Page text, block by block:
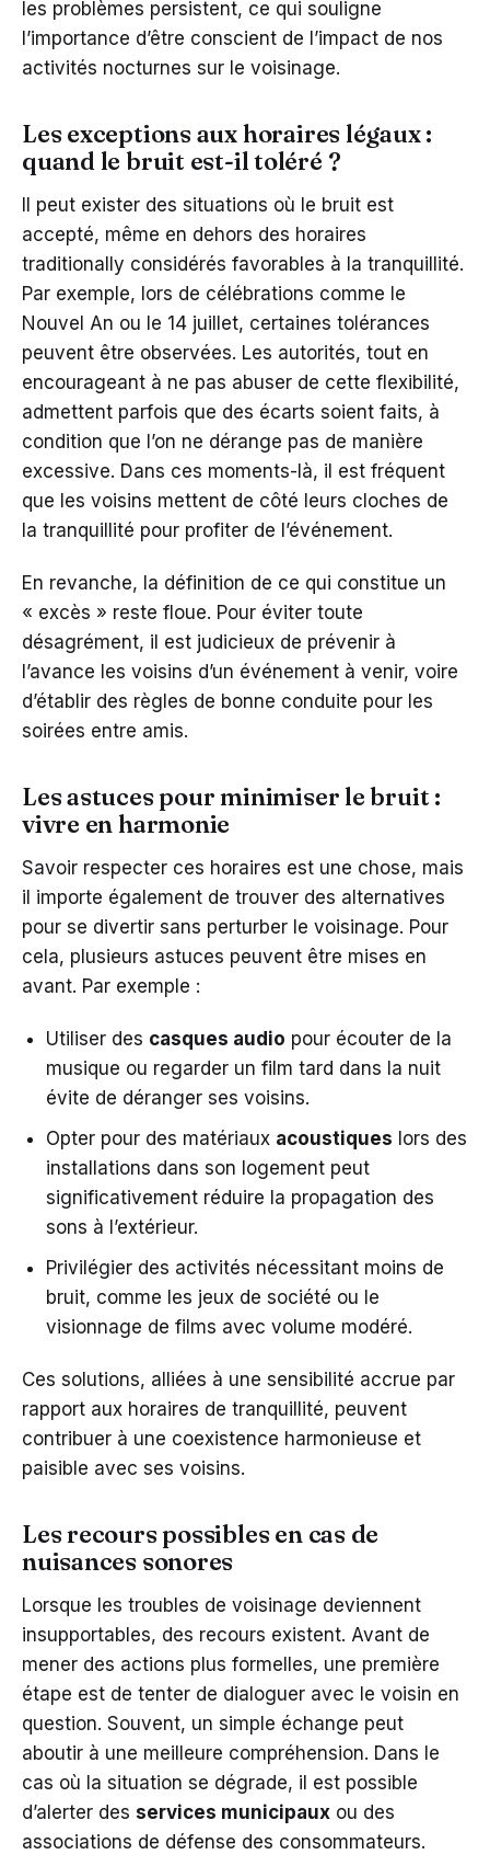
les problèmes persistent, ce qui souligne
l’importance d’être conscient de l’impact de nos
activités nocturnes sur le voisinage.
Les exceptions aux horaires légaux :
quand le bruit est-il toléré ?
Il peut exister des situations où le bruit est
accepté, même en dehors des horaires
traditionally considérés favorables à la tranquillité.
Par exemple, lors de célébrations comme le
Nouvel An ou le 14 juillet, certaines tolérances
peuvent être observées. Les autorités, tout en
encourageant à ne pas abuser de cette flexibilité,
admettent parfois que des écarts soient faits, à
condition que l’on ne dérange pas de manière
excessive. Dans ces moments-là, il est fréquent
que les voisins mettent de côté leurs cloches de
la tranquillité pour profiter de l’événement.
En revanche, la définition de ce qui constitue un
« excès » reste floue. Pour éviter toute
désagrément, il est judicieux de prévenir à
l’avance les voisins d’un événement à venir, voire
d’établir des règles de bonne conduite pour les
soirées entre amis.
Les astuces pour minimiser le bruit :
vivre en harmonie
Savoir respecter ces horaires est une chose, mais
il importe également de trouver des alternatives
pour se divertir sans perturber le voisinage. Pour
cela, plusieurs astuces peuvent être mises en
avant. Par exemple :
Utiliser des casques audio pour écouter de la
musique ou regarder un film tard dans la nuit
évite de déranger ses voisins.
Opter pour des matériaux acoustiques lors des
installations dans son logement peut
significativement réduire la propagation des
sons à l’extérieur.
Privilégier des activités nécessitant moins de
bruit, comme les jeux de société ou le
visionnage de films avec volume modéré.
Ces solutions, alliées à une sensibilité accrue par
rapport aux horaires de tranquillité, peuvent
contribuer à une coexistence harmonieuse et
paisible avec ses voisins.
Les recours possibles en cas de
nuisances sonores
Lorsque les troubles de voisinage deviennent
insupportables, des recours existent. Avant de
mener des actions plus formelles, une première
étape est de tenter de dialoguer avec le voisin en
question. Souvent, un simple échange peut
aboutir à une meilleure compréhension. Dans le
cas où la situation se dégrade, il est possible
d’alerter des services municipaux ou des
associations de défense des consommateurs.